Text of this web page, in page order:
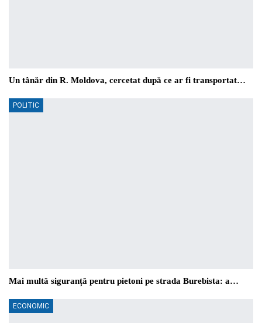
Un tânăr din R. Moldova, cercetat după ce ar fi transportat…
POLITIC
Mai multă siguranță pentru pietoni pe strada Burebista: a…
ECONOMIC